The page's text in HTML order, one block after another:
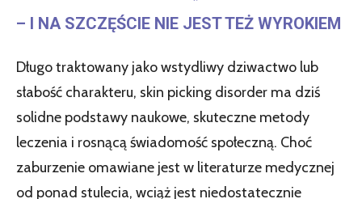
– I NA SZCZĘŚCIE NIE JEST TEŻ WYROKIEM
Długo traktowany jako wstydliwy dziwactwo lub
słabość charakteru, skin picking disorder ma dziś
solidne podstawy naukowe, skuteczne metody
leczenia i rosnącą świadomość społeczną. Choć
zaburzenie omawiane jest w literaturze medycznej
od ponad stulecia, wciąż jest niedostatecznie